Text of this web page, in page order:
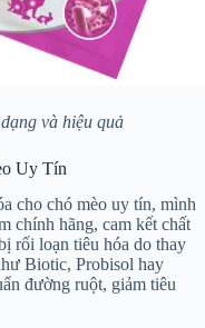
và hiệu quả
Uy Tín
cho chó mèo uy tín, mình
chính hãng, cam kết chất
rối loạn tiêu hóa do thay
Biotic, Probisol hay
đường ruột, giảm tiêu